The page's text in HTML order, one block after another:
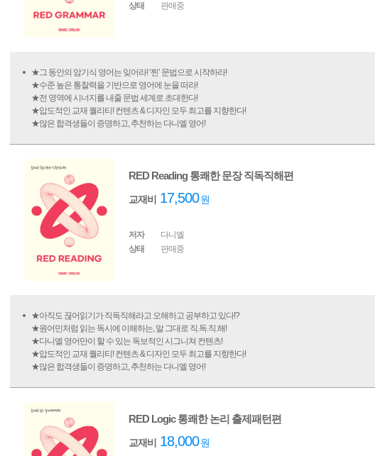
상태
판매중
★그 동안의 암기식 영어는 잊어라! ‘찐’ 문법으로 시작하라!
★수준 높은 통찰력을 기반으로 영어에 눈을 떠라!
★전 영역에 시너지를 내줄 문법 세계로 초대한다!
★압도적인 교재 퀄리티! 컨텐츠 & 디자인 모두 최고를 지향한다!
★많은 합격생들이 증명하고, 추천하는 다니엘 영어!
RED Reading 통쾌한 문장 직독직해편
교재비 17,500원
저자
다니엘
상태
판매중
★아직도 끊어읽기가 직독직해라고 오해하고 공부하고 있다!?
★원어민처럼 읽는 독시에 이해하는, 말 그대로 직.독.직.해!
★다니엘 영어만이 할 수 있는 독보적인 시그니쳐 컨텐츠!
★압도적인 교재 퀄리티! 컨텐츠 & 디자인 모두 최고를 지향한다!
★많은 합격생들이 증명하고, 추천하는 다니엘 영어!
RED Logic 통쾌한 논리 출제패턴편
교재비 18,000원